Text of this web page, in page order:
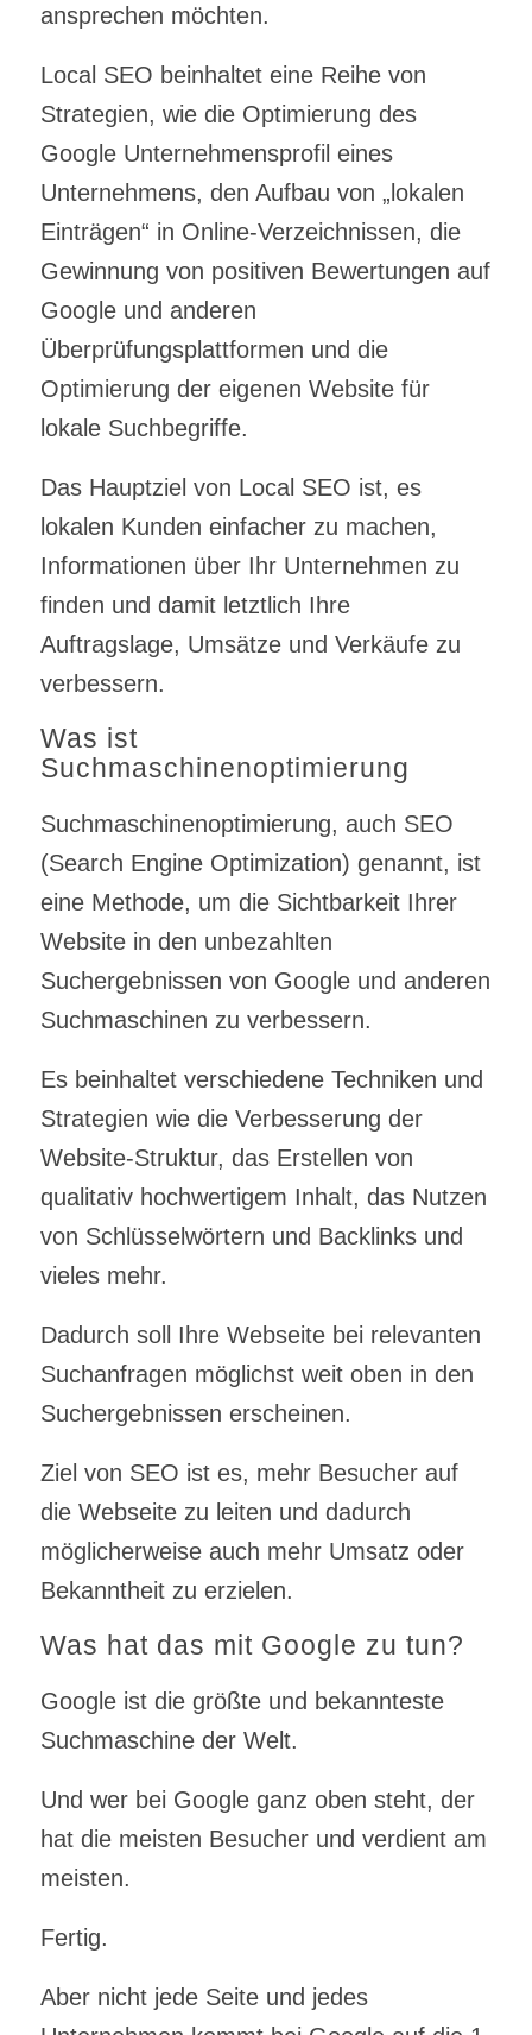
ansprechen möchten.
Local SEO beinhaltet eine Reihe von
Strategien, wie die Optimierung des
Google Unternehmensprofil eines
Unternehmens, den Aufbau von „lokalen
Einträgen“ in Online-Verzeichnissen, die
Gewinnung von positiven Bewertungen auf
Google und anderen
Überprüfungsplattformen und die
Optimierung der eigenen Website für
lokale Suchbegriffe.
Das Hauptziel von Local SEO ist, es
lokalen Kunden einfacher zu machen,
Informationen über Ihr Unternehmen zu
finden und damit letztlich Ihre
Auftragslage, Umsätze und Verkäufe zu
verbessern.
Was ist
Suchmaschinenoptimierung
Suchmaschinenoptimierung, auch SEO
(Search Engine Optimization) genannt, ist
eine Methode, um die Sichtbarkeit Ihrer
Website in den unbezahlten
Suchergebnissen von Google und anderen
Suchmaschinen zu verbessern.
Es beinhaltet verschiedene Techniken und
Strategien wie die Verbesserung der
Website-Struktur, das Erstellen von
qualitativ hochwertigem Inhalt, das Nutzen
von Schlüsselwörtern und Backlinks und
vieles mehr.
Dadurch soll Ihre Webseite bei relevanten
Suchanfragen möglichst weit oben in den
Suchergebnissen erscheinen.
Ziel von SEO ist es, mehr Besucher auf
die Webseite zu leiten und dadurch
möglicherweise auch mehr Umsatz oder
Bekanntheit zu erzielen.
Was hat das mit Google zu tun?
Google ist die größte und bekannteste
Suchmaschine der Welt.
Und wer bei Google ganz oben steht, der
hat die meisten Besucher und verdient am
meisten.
Fertig.
Aber nicht jede Seite und jedes